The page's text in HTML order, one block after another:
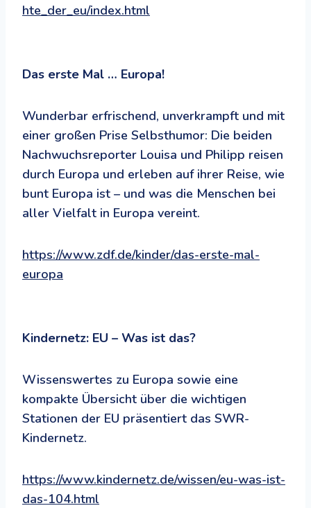
hte_der_eu/index.html
Das erste Mal … Europa!
Wunderbar erfrischend, unverkrampft und mit
einer großen Prise Selbsthumor: Die beiden
Nachwuchsreporter Louisa und Philipp reisen
durch Europa und erleben auf ihrer Reise, wie
bunt Europa ist – und was die Menschen bei
aller Vielfalt in Europa vereint.
https://www.zdf.de/kinder/das-erste-mal-
europa
Kindernetz: EU – Was ist das?
Wissenswertes zu Europa sowie eine
kompakte Übersicht über die wichtigen
Stationen der EU präsentiert das SWR-
Kindernetz.
https://www.kindernetz.de/wissen/eu-was-ist-
das-104.html